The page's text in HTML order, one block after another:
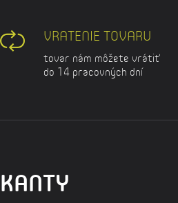
VRATENIE TOVARU
tovar nám môžete vrátiť
do 14 pracovných dní
KANTY